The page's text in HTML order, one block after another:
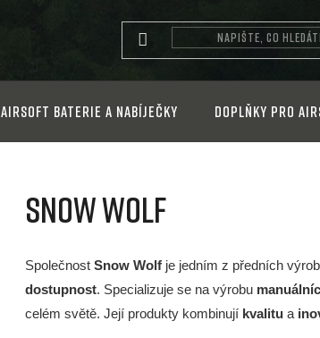
Airsoft baterie a nabíječky Doplňky pro
Snow Wolf
Společnost Snow Wolf je jedním z předních
dostupnost. Specializuje se na výrobu
celém světě. Její produkty kombinují kvalitu a